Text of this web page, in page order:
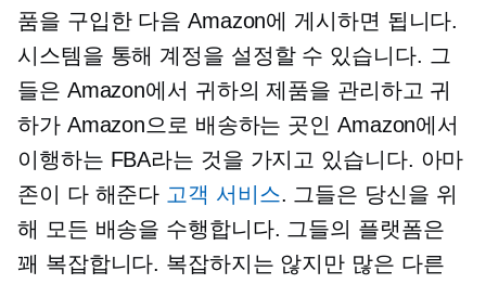
품을 구입한 다음 Amazon에 게시하면 됩니다.
시스템을 통해 계정을 설정할 수 있습니다. 그
들은 Amazon에서 귀하의 제품을 관리하고 귀
하가 Amazon으로 배송하는 곳인 Amazon에서
이행하는 FBA라는 것을 가지고 있습니다. 아마
존이 다 해준다 고객 서비스. 그들은 당신을 위
해 모든 배송을 수행합니다. 그들의 플랫폼은
꽤 복잡합니다. 복잡하지는 않지만 많은 다른